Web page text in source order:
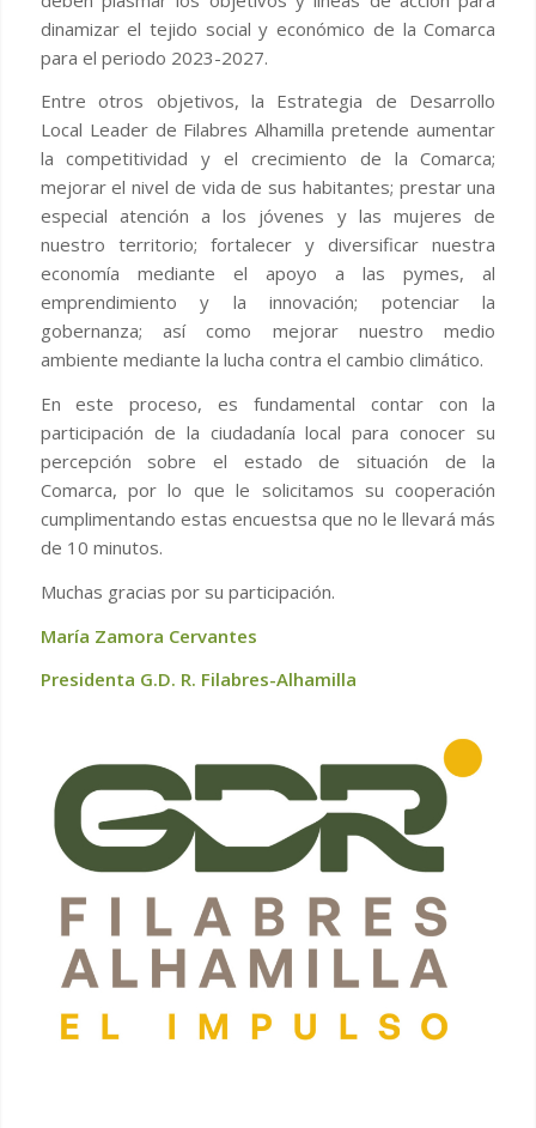
dinamizar el tejido social y económico de la Comarca
para el periodo 2023-2027.
Entre otros objetivos, la Estrategia de Desarrollo
Local Leader de Filabres Alhamilla pretende aumentar
la competitividad y el crecimiento de la Comarca;
mejorar el nivel de vida de sus habitantes; prestar una
especial atención a los jóvenes y las mujeres de
nuestro territorio; fortalecer y diversificar nuestra
economía mediante el apoyo a las pymes, al
emprendimiento y la innovación; potenciar la
gobernanza; así como mejorar nuestro medio
ambiente mediante la lucha contra el cambio climático.
En este proceso, es fundamental contar con la
participación de la ciudadanía local para conocer su
percepción sobre el estado de situación de la
Comarca, por lo que le solicitamos su cooperación
cumplimentando estas encuestsa que no le llevará más
de 10 minutos.
Muchas gracias por su participación.
María Zamora Cervantes
Presidenta G.D. R. Filabres-Alhamilla